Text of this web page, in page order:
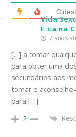
Oldest
Vida
Fica na
7 anos
[…] a tomar
para obter uma
secundários aos
tomar e
para […]
2